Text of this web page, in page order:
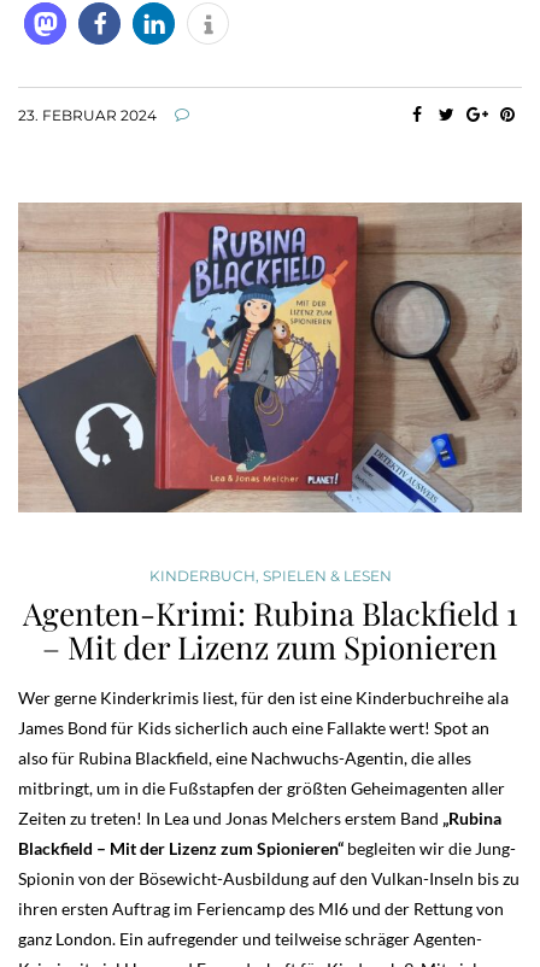
23. FEBRUAR 2024
KINDERBUCH, SPIELEN & LESEN
Agenten-Krimi: Rubina Blackfield 1
– Mit der Lizenz zum Spionieren
Wer gerne Kinderkrimis liest, für den ist eine Kinderbuchreihe ala
James Bond für Kids sicherlich auch eine Fallakte wert! Spot an
also für Rubina Blackfield, eine Nachwuchs-Agentin, die alles
mitbringt, um in die Fußstapfen der größten Geheimagenten aller
Zeiten zu treten! In Lea und Jonas Melchers erstem Band „Rubina
Blackfield – Mit der Lizenz zum Spionieren“ begleiten wir die Jung-
Spionin von der Bösewicht-Ausbildung auf den Vulkan-Inseln bis zu
ihren ersten Auftrag im Feriencamp des MI6 und der Rettung von
ganz London. Ein aufregender und teilweise schräger Agenten-